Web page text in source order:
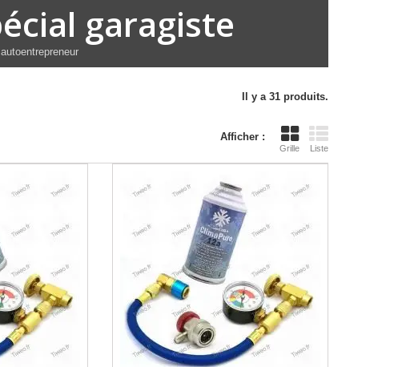
garagiste
Il y a 31 produits.
Afficher :
Grille Liste